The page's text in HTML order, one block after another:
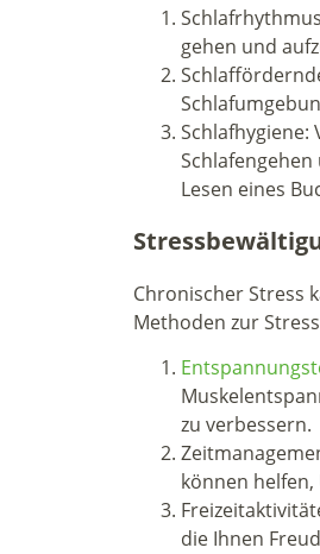
gehen und
Schlafhygiene:
Lesen eines
Chronischer Stress
Methoden zur
zu verbessern​.
können
die Ihnen